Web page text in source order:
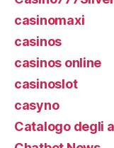
casinomaxi
casinos
casinos online
casinoslot
casyno
Catalogo degli